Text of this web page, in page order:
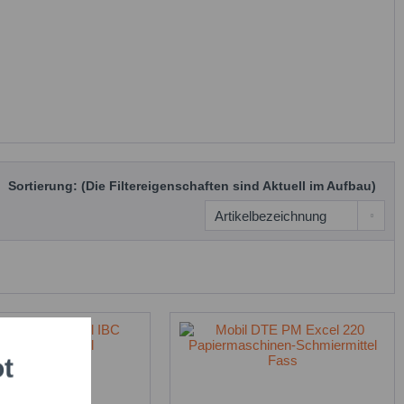
Sortierung: (Die Filtereigenschaften sind Aktuell im Aufbau)